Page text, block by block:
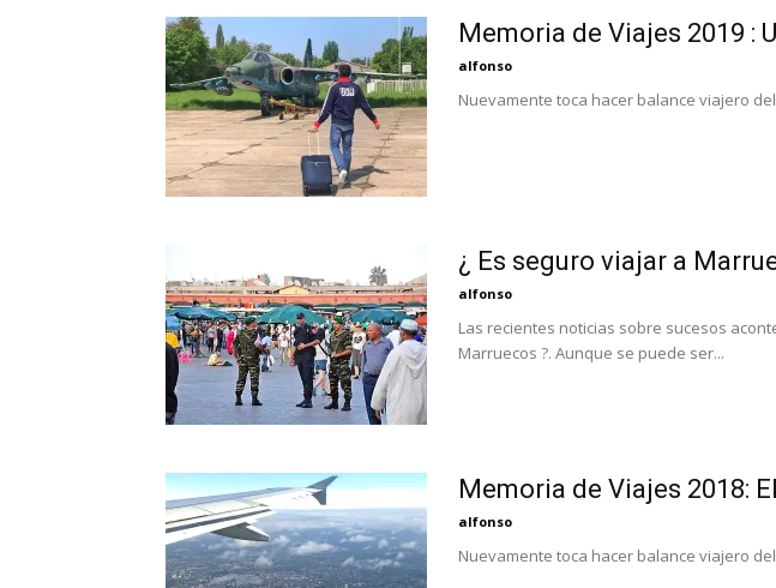
Memoria de Viajes 2019 :
alfonso
Nuevamente toca hacer balance viajero
¿ Es seguro viajar a
alfonso
Las recientes noticias sobre sucesos
Marruecos ?. Aunque se puede ser...
Memoria de Viajes 2018:
alfonso
Nuevamente toca hacer balance viajero